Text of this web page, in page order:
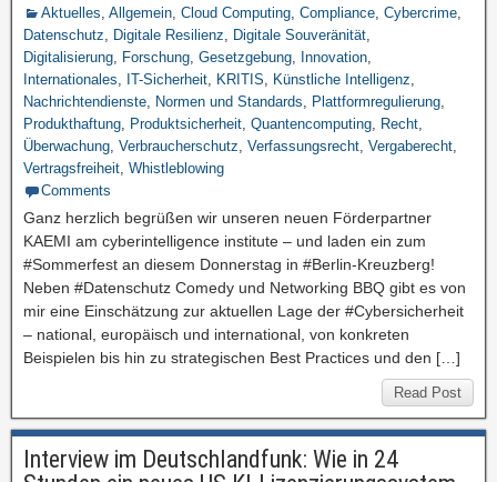
Aktuelles, Allgemein, Cloud Computing, Compliance, Cybercrime,
Datenschutz, Digitale Resilienz, Digitale Souveränität,
Digitalisierung, Forschung, Gesetzgebung, Innovation,
Internationales, IT-Sicherheit, KRITIS, Künstliche Intelligenz,
Nachrichtendienste, Normen und Standards, Plattformregulierung,
Produkthaftung, Produktsicherheit, Quantencomputing, Recht,
Überwachung, Verbraucherschutz, Verfassungsrecht, Vergaberecht,
Vertragsfreiheit, Whistleblowing
Comments
Ganz herzlich begrüßen wir unseren neuen Förderpartner
KAEMI am cyberintelligence institute – und laden ein zum
#Sommerfest an diesem Donnerstag in #Berlin-Kreuzberg!
Neben #Datenschutz Comedy und Networking BBQ gibt es von
mir eine Einschätzung zur aktuellen Lage der #Cybersicherheit
– national, europäisch und international, von konkreten
Beispielen bis hin zu strategischen Best Practices und den […]
Read Post
Interview im Deutschlandfunk: Wie in 24